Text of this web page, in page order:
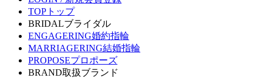
TOP トップ
BRIDALブライダル
ENGAGERING婚約指輪
MARRIAGERING結婚指輪
PROPOSEプロポーズ
BRAND取扱ブランド